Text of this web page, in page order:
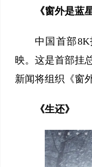
《窗外是蓝
中国首部
映。这是首部挂
新闻将组织《窗
《生还》